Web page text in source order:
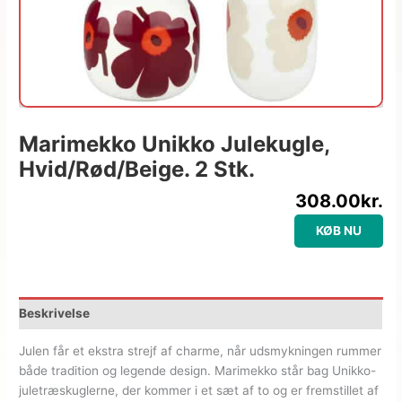
Marimekko Unikko Julekugle,
Hvid/rød/beige. 2 Stk.
308.00kr.
KØB NU
Beskrivelse
Julen får et ekstra strejf af charme, når udsmykningen rummer
både tradition og legende design. Marimekko står bag Unikko-
juletræskuglerne, der kommer i et sæt af to og er fremstillet af